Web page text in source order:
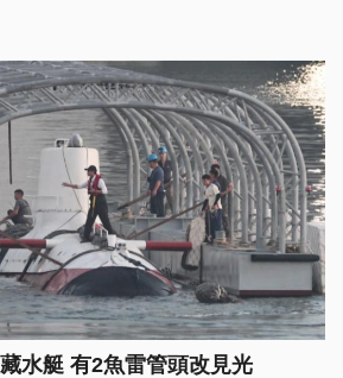
水艇 有2魚雷管頭改見光